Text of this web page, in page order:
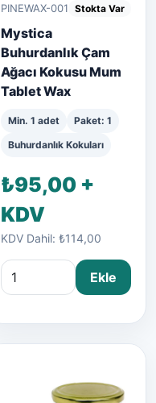
PINEWAX-001 Stokta Var
Mystica
Buhurdanlık Çam
Ağacı Kokusu Mum
Tablet Wax
Min. 1 adet
Paket: 1
Buhurdanlık Kokuları
₺95,00 +
KDV
KDV Dahil: ₺114,00
Ekle